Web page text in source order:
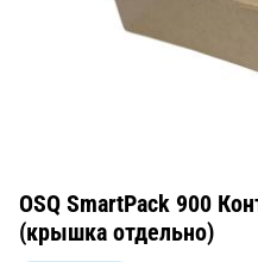
OSQ SmartPack 900
(крышка отдельно)